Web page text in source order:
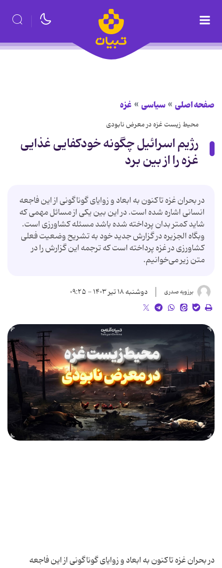
صفحه اصلی سیاسی غزه
محیط زیست غزه در معرض نابودی
رژیم اسرائیل چگونه خودکفایی غذایی
غزه را از بین برد
در بحران غزه تاکنون به ابعاد و زوایای گوناگونی از این فاجعه
انسانی اشاره شده است. در این بین یکی از مسائل مهمی که
شاید کمتر بدان پرداخته شده باشد مسئله کشاورزی است.
وبگاه الجزیره در گزارش جدید خود به تشریح وضعیت فعلی
کشاورزی در غزه پرداخته است که ترجمه این گزارش را در
متن زیر می‌خوانیم.
برزویه صدری دوشنبه ۱۸ تیر ۱۴۰۳ - ۰۹:۲۵
در بحران غزه تاکنون به ابعاد و زوایای گوناگونی از این فاجعه